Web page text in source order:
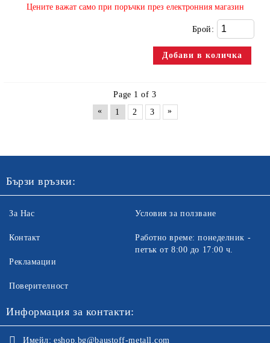
​Цените важат само при поръчки през електронния магазин
Брой:
Page 1 of 3
«
1 2 3 »
Бързи връзки:
За Нас
Контакт
Рекламации
Поверителност
Условия за ползване
Работно време: понеделник -
петък от 8:00 до 17:00 ч.
Информация за контакти:
Имейл: eshop.bg@baustoff-metall.com